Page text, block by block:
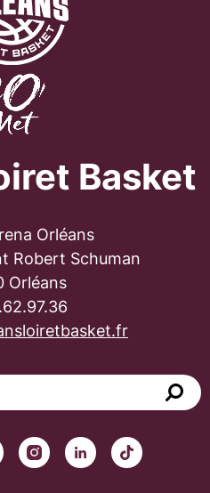
Basket
Orléans
Robert Schuman
Orléans